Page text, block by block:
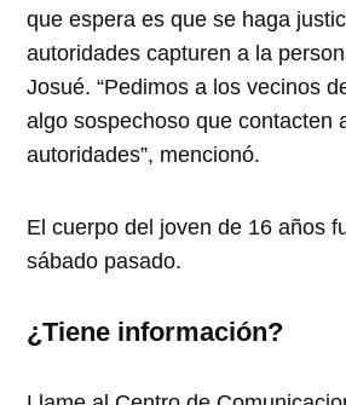
que espera es que se haga
autoridades capturen a la
Josué. “Pedimos a los vecinos
algo sospechoso que contacten
autoridades”, mencionó.
El cuerpo del joven de 16 años
sábado pasado.
¿Tiene información?